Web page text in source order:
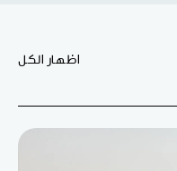
اظهار الكل